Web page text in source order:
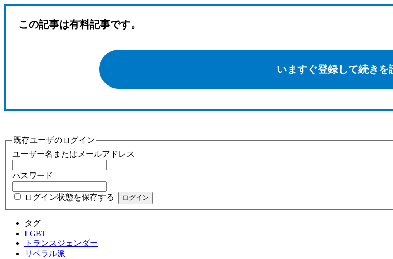
この記事は有料記事です。
いますぐ登録して続きを
既存ユーザのログイン
ユーザー名またはメールアドレス
パスワード
ログイン状態を保存する
タグ
LGBT
トランスジェンダー
リベラル派